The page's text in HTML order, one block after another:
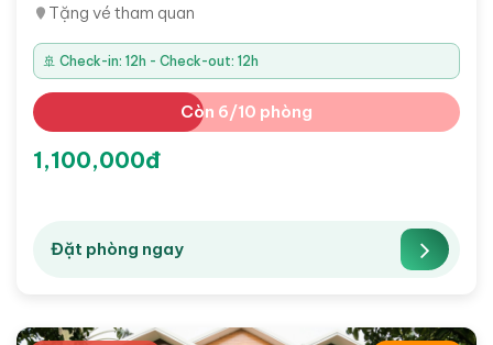
Tặng vé tham quan
🚢 Check-in: 12h - Check-out: 12h
Còn 6/10 phòng
1,100,000đ
Đặt phòng ngay